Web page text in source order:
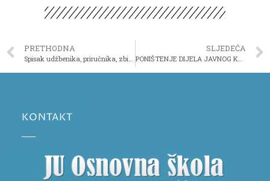
PRETHODNA
Spisak udžbenika, priručnika, zbirki i radnih sveski koje će se koristiti u školskoj 2022/2023. godini
SLJEDEĆA
PONIŠTENJE DIJELA JAVNOG KONKURSA
KONTAKT